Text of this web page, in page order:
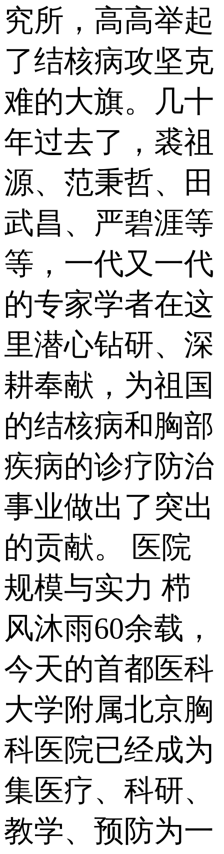
究所，高高举起
了结核病攻坚克
难的大旗。几十
年过去了，裘祖
源、范秉哲、田
武昌、严碧涯等
等，一代又一代
的专家学者在这
里潜心钻研、深
耕奉献，为祖国
的结核病和胸部
疾病的诊疗防治
事业做出了突出
的贡献。 医院
规模与实力 栉
风沐雨60余载，
今天的首都医科
大学附属北京胸
科医院已经成为
集医疗、科研、
教学、预防为一